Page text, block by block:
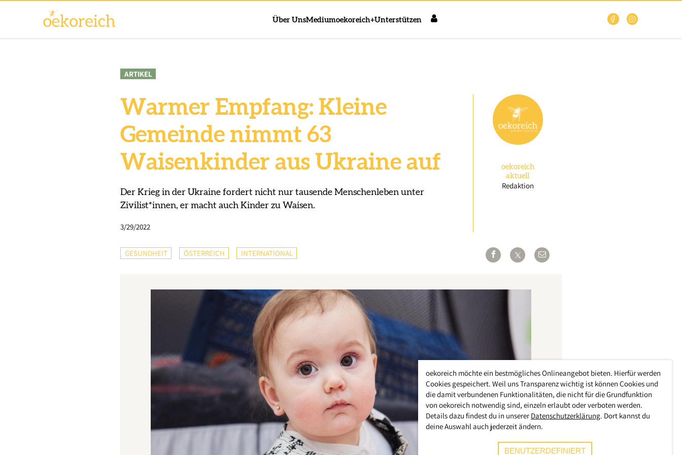
Über UnsMediumoekoreich+Unterstützen
ARTIKEL
Warmer Empfang: Kleine
Gemeinde nimmt 63
Waisenkinder aus Ukraine auf
Der Krieg in der Ukraine fordert nicht nur tausende Menschenleben unter
Zivilist*innen, er macht auch Kinder zu Waisen.
3/29/2022
oekoreich
aktuell
Redaktion
GESUNDHEIT ÖSTERREICH INTERNATIONAL
oekoreich möchte ein bestmögliches Onlineangebot bieten. Hierfür werden
Cookies gespeichert. Weil uns Transparenz wichtig ist können Cookies und
die damit verbundenen Funktionalitäten, die nicht für die Grundfunktion
von oekoreich notwendig sind, einzeln erlaubt oder verboten werden.
Details dazu findest du in unserer Datenschutzerklärung. Dort kannst du
deine Auswahl auch jederzeit ändern.
BENUTZERDEFINIERT